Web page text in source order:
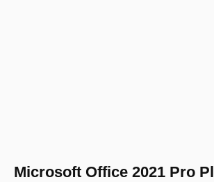
Microsoft Office 2021 Pro